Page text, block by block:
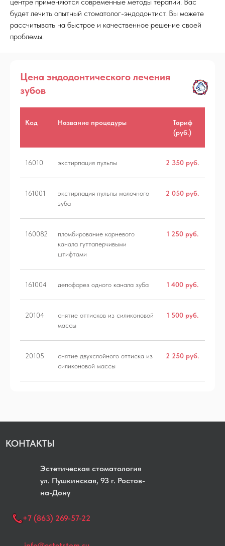
центре применяются современные методы терапии. Вас
будет лечить опытный стоматолог-эндодонтист. Вы можете
рассчитывать на быстрое и качественное решение своей
проблемы.
Цена эндодонтического лечения
зубов
Код Название процедуры
Тариф
(руб.)
16010 экстирпация пульпы 2 350 руб.
161001
экстирпация пульпы молочного
зуба
2 050 руб.
160082
пломбирование корневого
канала гуттаперчивыми
штифтами
1 250 руб.
161004 депофорез одного канала зуба 1 400 руб.
20104
снятие оттисков из силиконовой
массы
1 500 руб.
20105
снятие двухслойного оттиска из
силиконовой массы
2 250 руб.
КОНТАКТЫ
Эстетическая стоматология
yл. Пушкинская, 93 г. Ростов-
на-Дону
+7 (863) 269-57-22
ХИРУРГИЯ
ИМПЛАНТАЦИЯ
ЗУБОВ